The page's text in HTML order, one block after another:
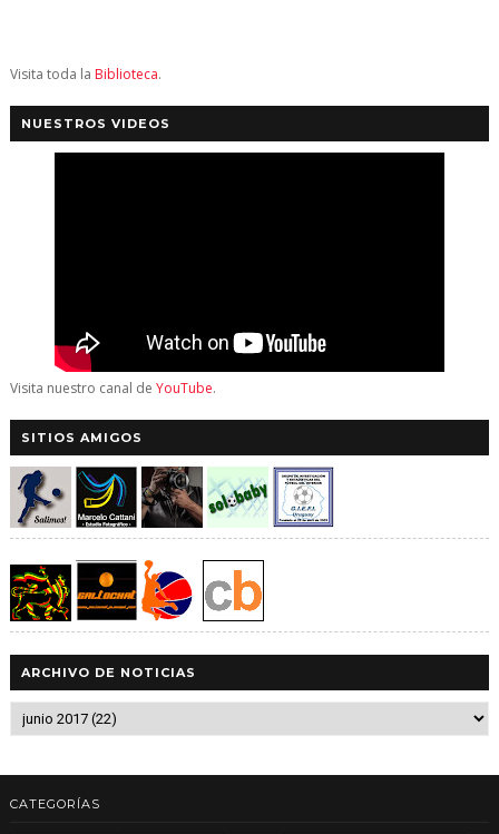
Visita toda la Biblioteca.
NUESTROS VIDEOS
Visita nuestro canal de YouTube.
SITIOS AMIGOS
ARCHIVO DE NOTICIAS
CATEGORÍAS